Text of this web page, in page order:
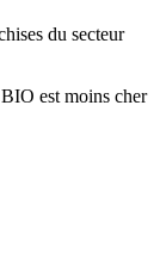
du secteur
est moins cher